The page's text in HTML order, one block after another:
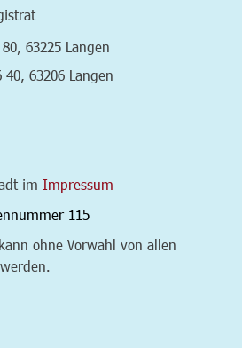
Navigation
, 63225 Langen
40, 63206 Langen
im Impressum
115
ohne Vorwahl von allen